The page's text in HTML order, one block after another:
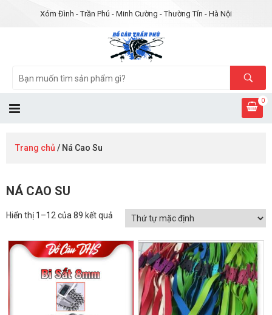
Xóm Đình - Trần Phú - Minh Cường - Thường Tín - Hà Nội
0
Trang chủ / Ná Cao Su
NÁ CAO SU
Hiển thị 1–12 của 89 kết quả
GIẢM GIÁ! GIẢM GIÁ!